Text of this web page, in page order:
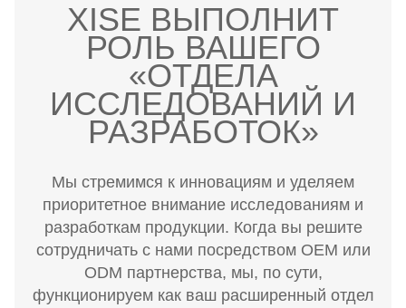
XISE ВЫПОЛНИТ
РОЛЬ ВАШЕГО
«ОТДЕЛА
ИССЛЕДОВАНИЙ И
РАЗРАБОТОК»
Мы стремимся к инновациям и уделяем
приоритетное внимание исследованиям и
разработкам продукции. Когда вы решите
сотрудничать с нами посредством OEM или
ODM партнерства, мы, по сути,
функционируем как ваш расширенный отдел